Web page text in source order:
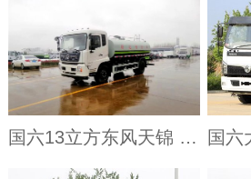
国六13立方东风天锦 洒水车